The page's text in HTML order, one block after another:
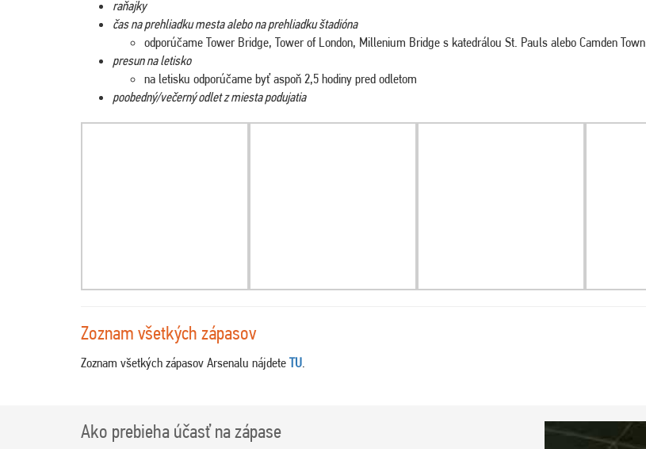
raňajky
čas na prehliadku mesta alebo na prehliadku štadióna
odporúčame Tower Bridge, Tower of London, Millenium Bridge s katedrálou St. Pauls alebo Camden Town
presun na letisko
na letisku odporúčame byť aspoň 2,5 hodiny pred odletom
poobedný/večerný odlet z miesta podujatia
Zoznam všetkých zápasov
Zoznam všetkých zápasov Arsenalu nájdete TU
Ako prebieha účasť na zápase